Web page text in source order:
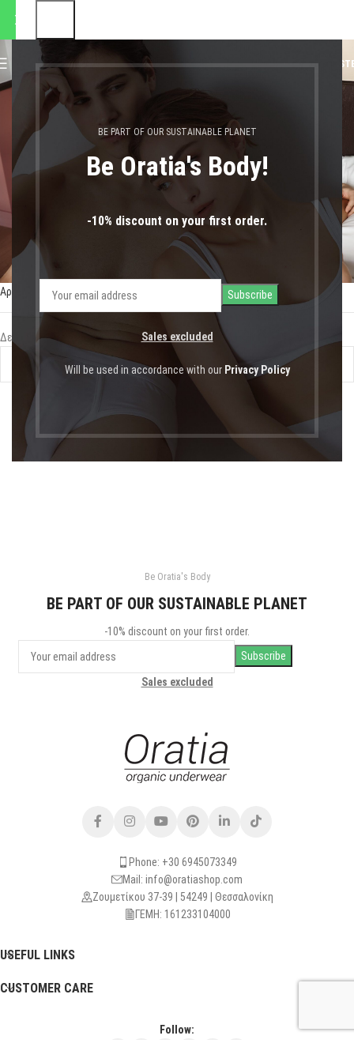
BE PART OF OUR SUSTAINABLE PLANET
Be Oratia's Body!
-10% discount on your first order.
Sales excluded
Will be used in accordance with our Privacy Policy
MENU 0,00€ LOGIN /
last minute christmas gift
Αρχική σελίδα Shop Προϊόντα με ετικέτα “last minute christmas gift”
Δεν βρέθηκε κανένα προϊόν που να ταιριάζει με την επιλογή σας.
Be Oratia's Body
BE PART OF OUR SUSTAINABLE PLANET
-10% discount on your first order.
Sales excluded
Phone: +30 6945073349
Mail: info@oratiashop.com
Ζουμετίκου 37-39 | 54249 | Θεσσαλονίκη
ΓΕΜΗ: 161233104000
USEFUL LINKS
CUSTOMER CARE
Follow:
θα